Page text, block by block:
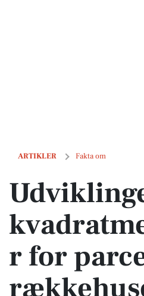
ARTIKLER Fakta om
Udviklingen af
r for